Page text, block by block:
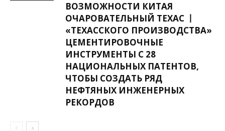
ВОЗМОЖНОСТИ КИТАЯ
ОЧАРОВАТЕЛЬНЫЙ ТЕХАС 丨
«ТЕХАССКОГО ПРОИЗВОДСТВА»
ЦЕМЕНТИРОВОЧНЫЕ
ИНСТРУМЕНТЫ С 28
НАЦИОНАЛЬНЫХ ПАТЕНТОВ,
ЧТОБЫ СОЗДАТЬ РЯД
НЕФТЯНЫХ ИНЖЕНЕРНЫХ
РЕКОРДОВ